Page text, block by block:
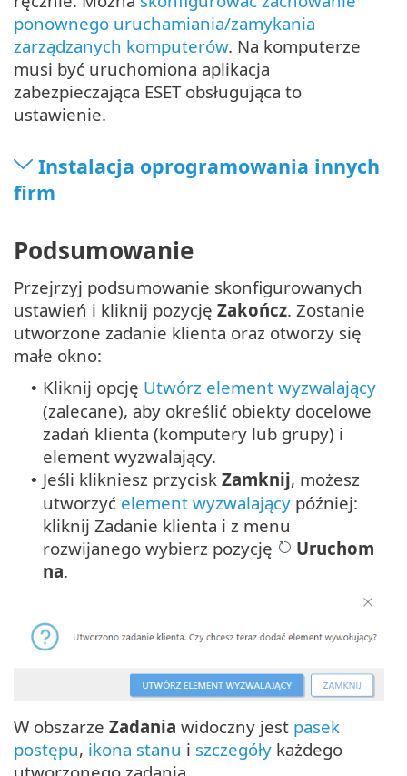
ponownego uruchamiania/zamykania
zarządzanych komputerów. Na komputerze
musi być uruchomiona aplikacja
zabezpieczająca ESET obsługująca to
ustawienie.
Instalacja oprogramowania innych
firm
Podsumowanie
Przejrzyj podsumowanie skonfigurowanych
ustawień i kliknij pozycję Zakończ. Zostanie
utworzone zadanie klienta oraz otworzy się
małe okno:
• Kliknij opcję Utwórz element wyzwalający
(zalecane), aby określić obiekty docelowe
zadań klienta (komputery lub grupy) i
element wyzwalający.
• Jeśli klikniesz przycisk Zamknij, możesz
utworzyć element wyzwalający później:
kliknij Zadanie klienta i z menu
rozwijanego wybierz pozycję
Uruchom
na.
W obszarze Zadania widoczny jest pasek
postępu, ikona stanu i szczegóły każdego